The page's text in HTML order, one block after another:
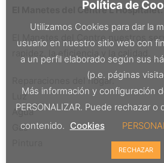
El Manetes del Centre L’Hospitalet.
El Manetes del Centre nuestros
rapidez, la eficiencia y la calidad.
Reparaciones del hogar.
Luz
Agua
Gas
Política de
Utilizamos Cookies para dar la
usuario en nuestro sitio web con
a un perfil elaborado según sus
(p.e. páginas
Más información y configuración
PERSONALIZAR. Puede rechazar
contenido. Cookies
RECHAZAR